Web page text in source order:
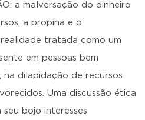
a malversação do dinheiro
a propina e o
tratada como um
em pessoas bem
dilapidação de recursos
Uma discussão ética
bojo interesses